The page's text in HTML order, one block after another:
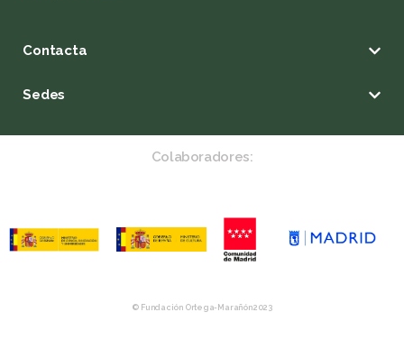
Contacta
Sedes
Colaboradores:
© Fundación Ortega-Marañón 2023